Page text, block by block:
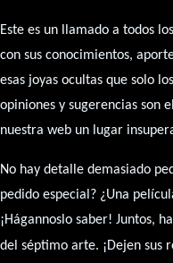
Este es un llamado a todos
con sus conocimientos,
esas joyas ocultas que solo
opiniones y sugerencias son
nuestra web un lugar
No hay detalle demasiado
pedido especial? ¿Una
¡Hágannoslo saber! Juntos,
del séptimo arte. ¡Dejen sus